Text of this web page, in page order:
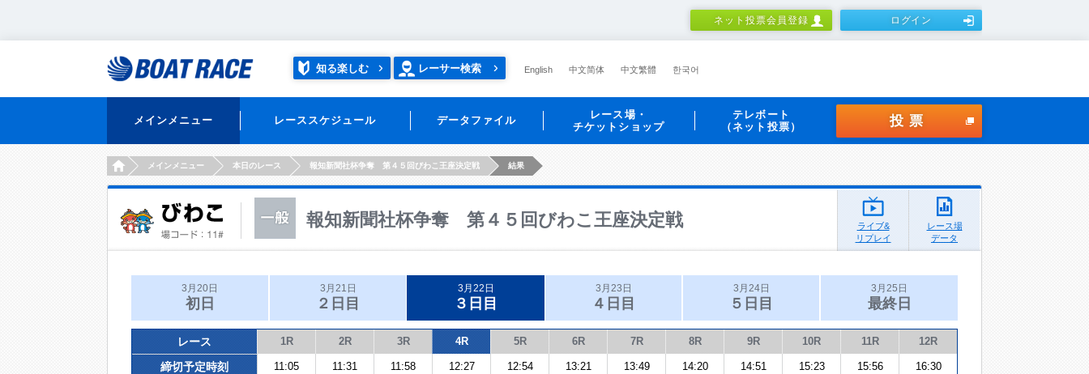
ネット投票会員登録 ログイン
知る楽しむ レーサー検索 English 中文简体 中文繁體 한국어
メインメニュー レーススケジュール データファイル
レース場・
チケットショップ
テレボート
（ネット投票）
投票
HOMEメインメニュー 本日のレース 報知新聞社杯争奪 第４５回びわこ王座決定戦 結果
報知新聞社杯争奪 第４５回びわこ王座決定戦
ライブ&
リプレイ
レース場
データ
3月20日
初日
3月21日
２日目
3月22日
３日目
3月23日
４日目
3月24日
５日目
3月25日
最終日
レース 1R 2R 3R 4R 5R 6R 7R 8R 9R 10R 11R 12R
締切予定時刻 11:05 11:31 11:58 12:27 12:54 13:21 13:49 14:20 14:51 15:23 15:56 16:30